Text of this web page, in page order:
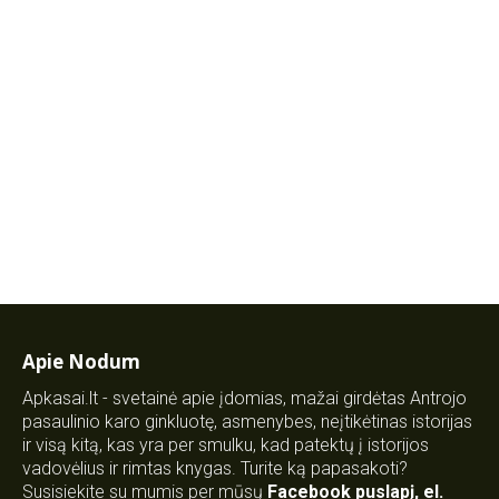
Apie Nodum
Apkasai.lt - svetainė apie įdomias, mažai girdėtas Antrojo
pasaulinio karo ginkluotę, asmenybes, neįtikėtinas istorijas
ir visą kitą, kas yra per smulku, kad patektų į istorijos
vadovėlius ir rimtas knygas. Turite ką papasakoti?
Susisiekite su mumis per mūsų Facebook puslapį, el.